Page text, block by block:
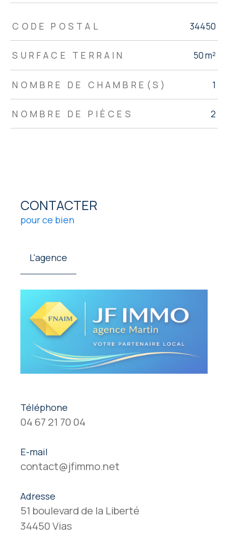
TRAD_ZEPHYR_Caracteristique TRAD_ZEPHYR_Valeurs
CODE POSTAL 34450
SURFACE TERRAIN 50 m²
NOMBRE DE CHAMBRE(S) 1
NOMBRE DE PIÈCES 2
CONTACTER
pour ce bien
L'agence
Téléphone
04 67 21 70 04
E-mail
contact@jfimmo.net
Adresse
51 boulevard de la Liberté
34450 Vias